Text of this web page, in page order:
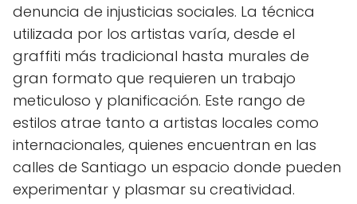
denuncia de injusticias sociales. La técnica
utilizada por los artistas varía, desde el
graffiti más tradicional hasta murales de
gran formato que requieren un trabajo
meticuloso y planificación. Este rango de
estilos atrae tanto a artistas locales como
internacionales, quienes encuentran en las
calles de Santiago un espacio donde pueden
experimentar y plasmar su creatividad.